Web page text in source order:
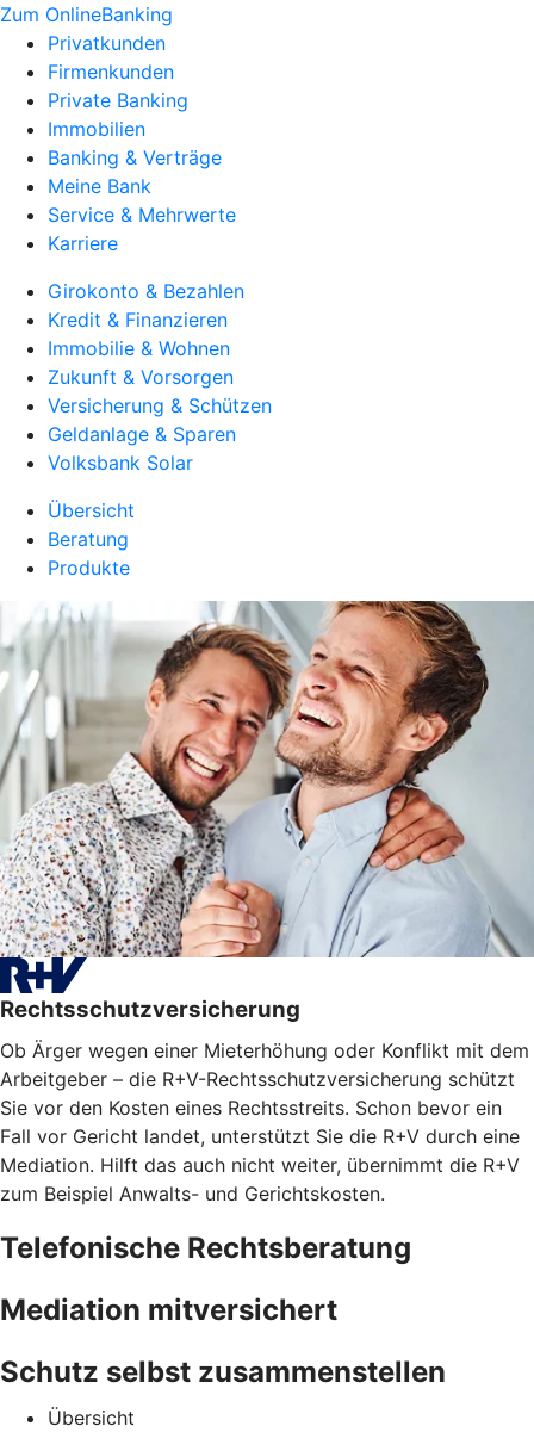
Zum OnlineBanking
Privatkunden
Firmenkunden
Private Banking
Immobilien
Banking & Verträge
Meine Bank
Service & Mehrwerte
Karriere
Girokonto & Bezahlen
Kredit & Finanzieren
Immobilie & Wohnen
Zukunft & Vorsorgen
Versicherung & Schützen
Geldanlage & Sparen
Volksbank Solar
Übersicht
Beratung
Produkte
Rechtsschutzversicherung
Ob Ärger wegen einer Mieterhöhung oder Konflikt mit dem
Arbeitgeber – die R+V-Rechtsschutzversicherung schützt
Sie vor den Kosten eines Rechtsstreits. Schon bevor ein
Fall vor Gericht landet, unterstützt Sie die R+V durch eine
Mediation. Hilft das auch nicht weiter, übernimmt die R+V
zum Beispiel Anwalts- und Gerichtskosten.
Telefonische Rechtsberatung
Mediation mitversichert
Schutz selbst zusammenstellen
Übersicht